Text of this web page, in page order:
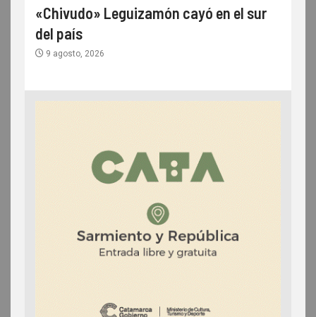
«Chivudo» Leguizamón cayó en el sur
del país
9 agosto, 2026